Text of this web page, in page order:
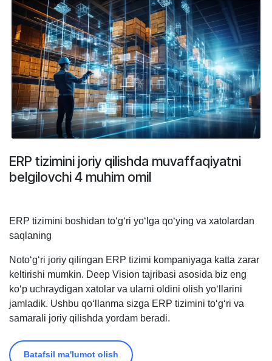
ERP tizimini joriy qilishda muvaffaqiyatni
belgilovchi 4 muhim omil
ERP tizimini boshidan to‘g‘ri yo‘lga qo‘ying va xatolardan
saqlaning
Noto‘g‘ri joriy qilingan ERP tizimi kompaniyaga katta zarar
keltirishi mumkin. Deep Vision tajribasi asosida biz eng
ko‘p uchraydigan xatolar va ularni oldini olish yo‘llarini
jamladik. Ushbu qo‘llanma sizga ERP tizimini to‘g‘ri va
samarali joriy qilishda yordam beradi.
Batafsil ma'lumot olish